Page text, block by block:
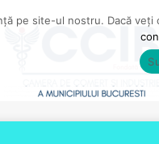
pe site-ul nostru. Dacă